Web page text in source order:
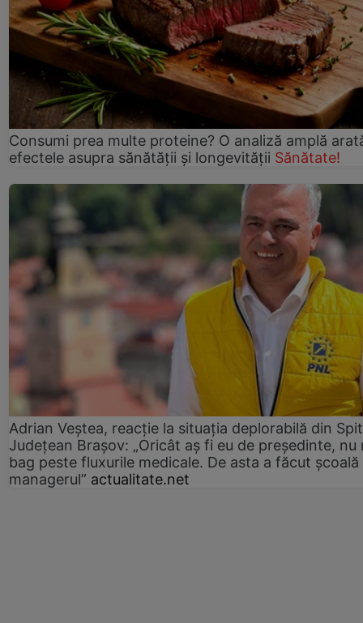
Consumi prea multe proteine? O analiză amplă
efectele asupra sănătății și longevității Sănătate!
Adrian Veștea, reacție la situația deplorabilă din
Județean Brașov: „Oricât aș fi eu de președinte, nu
bag peste fluxurile medicale. De asta a făcut școală
managerul” actualitate.net